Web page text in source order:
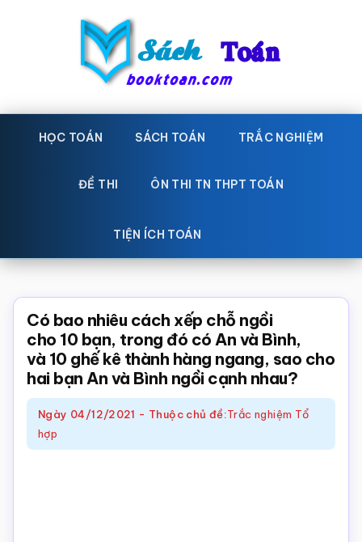
Sách
Toán
toán
Học
toán,
giáo
Toán,
trắc
nghiệm
Toán
online
HỌC TOÁN SÁCH TOÁN TRẮC NGHIỆM
ĐỀ THI ÔN THI TN THPT TOÁN
TIỆN ÍCH TOÁN
Có bao nhiêu cách xếp chỗ ngồi
cho 10 bạn, trong đó có An và Bình,
và 10 ghế kê thành hàng ngang, sao cho
hai bạn An và Bình ngồi cạnh nhau?
Ngày 04/12/2021 - Thuộc chủ đề:Trắc nghiệm Tổ
hợp